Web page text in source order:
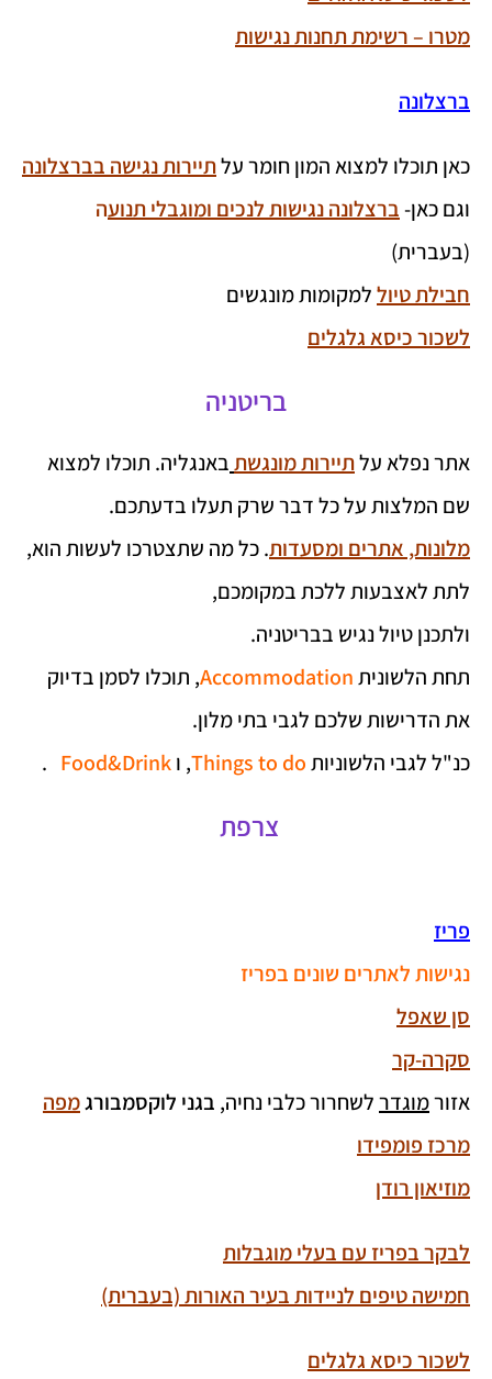
מטרו – רשימת תחנות נגישות
ברצלונה
כאן תוכלו למצוא המון חומר עלתיירות נגישה בברצלונה
וגם כאן-ברצלונה נגישות לנכים ומוגבלי תנועה
(בעברית)
חבילת טיוללמקומות מונגשים
לשכור כיסא גלגלים
בריטניה
אתר נפלא עלתיירות מונגשתבאנגליה. תוכלו למצוא
שם המלצות על כל דבר שרק תעלו בדעתכם.
מלונות, אתרים ומסעדות. כל מה שתצטרכו לעשות הוא,
לתת לאצבעות ללכת במקומכם,
ולתכנן טיול נגיש בבריטניה.
תחת הלשוניתAccommodation, תוכלו לסמן בדיוק
את הדרישות שלכם לגבי בתי מלון.
כנ"ל לגבי הלשוניותThings to do, וFood&Drink
.
צרפת
פריז
נגישות לאתרים שונים בפריז
סן שאפל
סקרה-קר
אזורמוגדרלשחרור כלבי נחיה, בגני לוקסמבורגמפה
מרכז פומפידו
מוזיאון רודן
לבקר בפריז עם בעלי מוגבלות
חמישה טיפים לניידות בעיר האורות(בעברית)
לשכור כיסא גלגלים